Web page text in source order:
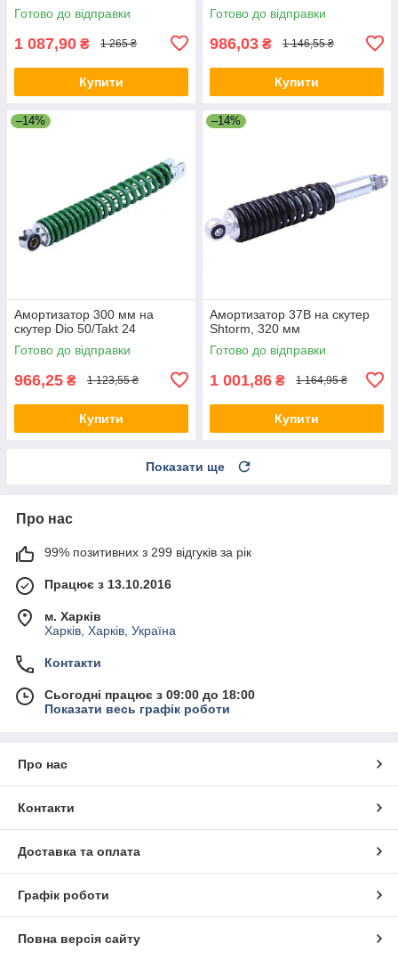
Готово до відправки
1 087,90 ₴ 1 265 ₴
Купити
Готово до відправки
986,03 ₴ 1 146,55 ₴
Купити
–14%
Амортизатор 300 мм на
скутер Dio 50/Takt 24
Готово до відправки
966,25 ₴ 1 123,55 ₴
Купити
–14%
Амортизатор 37B на скутер
Shtorm, 320 мм
Готово до відправки
1 001,86 ₴ 1 164,95 ₴
Купити
Показати ще
Про нас
99% позитивних з 299 відгуків за рік
Працює з 13.10.2016
м. Харків
Харків, Харків, Україна
Контакти
Сьогодні працює з 09:00 до 18:00
Показати весь графік роботи
Про нас
Контакти
Доставка та оплата
Графік роботи
Повна версія сайту